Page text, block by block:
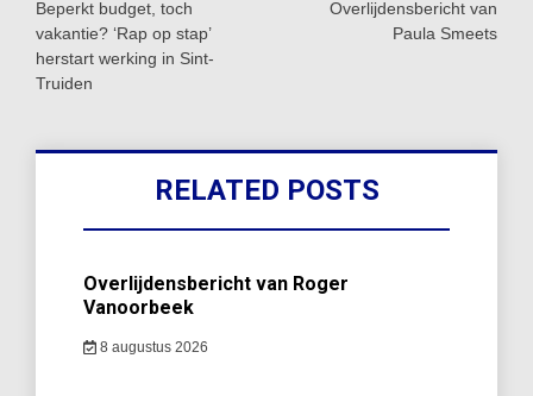
navigatie
Beperkt budget, toch
vakantie? ‘Rap op stap’
herstart werking in Sint-
Truiden
Overlijdensbericht van
Paula Smeets
RELATED POSTS
Overlijdensbericht van Roger
Vanoorbeek
8 augustus 2026